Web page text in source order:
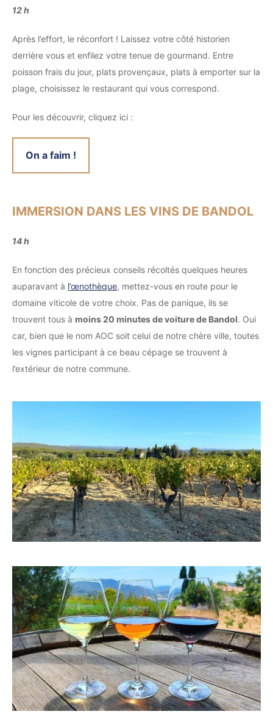
12 h
Après l’effort, le réconfort ! Laissez votre côté historien
derrière vous et enfilez votre tenue de gourmand. Entre
poisson frais du jour, plats provençaux, plats à emporter sur la
plage, choisissez le restaurant qui vous correspond.
Pour les découvrir, cliquez ici :
On a faim !
IMMERSION DANS LES VINS DE BANDOL
14 h
En fonction des précieux conseils récoltés quelques heures
auparavant à l’œnothèque, mettez-vous en route pour le
domaine viticole de votre choix. Pas de panique, ils se
trouvent tous à moins 20 minutes de voiture de Bandol. Oui
car, bien que le nom AOC soit celui de notre chère ville, toutes
les vignes participant à ce beau cépage se trouvent à
l’extérieur de notre commune.